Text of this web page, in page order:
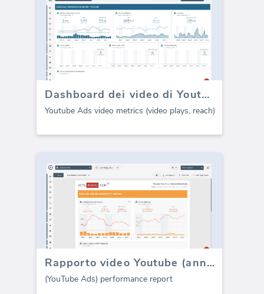
Dashboard dei video di Youtube (Google ads)
Youtube Ads video metrics (video plays, reach)
Rapporto video Youtube (annunci Google)
(YouTube Ads) performance report